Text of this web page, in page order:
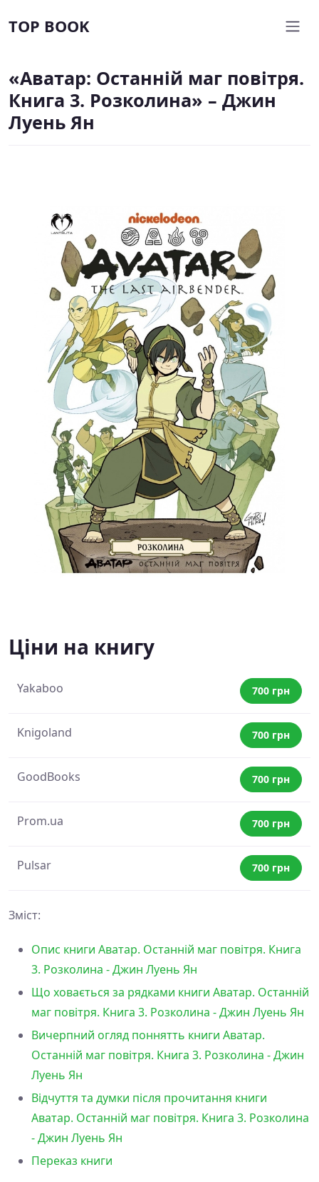
TOP BOOK
«Аватар: Останній маг повітря.
Книга 3. Розколина» – Джин
Луень Ян
Ціни на книгу
Yakaboo 700 грн
Knigoland 700 грн
GoodBooks 700 грн
Prom.ua 700 грн
Pulsar 700 грн
Зміст:
Опис книги Аватар. Останній маг повітря. Книга
3. Розколина - Джин Луень Ян
Що ховається за рядками книги Аватар. Останній
маг повітря. Книга 3. Розколина - Джин Луень Ян
Вичерпний огляд поннятть книги Аватар.
Останній маг повітря. Книга 3. Розколина - Джин
Луень Ян
Відчуття та думки після прочитання книги
Аватар. Останній маг повітря. Книга 3. Розколина
- Джин Луень Ян
Переказ книги